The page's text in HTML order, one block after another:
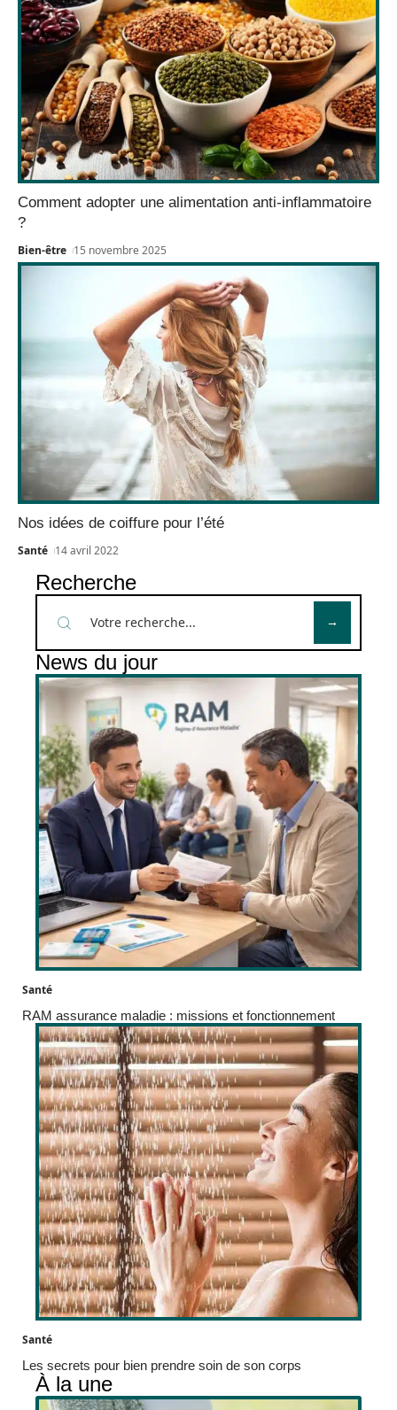
Comment adopter une alimentation anti-inflammatoire
?
Bien-être 15 novembre 2025
Nos idées de coiffure pour l’été
Santé 14 avril 2022
Recherche
News du jour
Santé
RAM assurance maladie : missions et fonctionnement
Santé
Les secrets pour bien prendre soin de son corps
À la une